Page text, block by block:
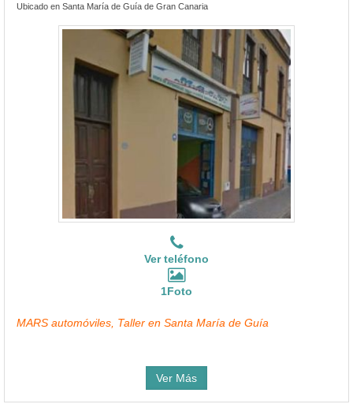
Ubicado en Santa María de Guía de Gran Canaria
Ver teléfono
1Foto
MARS automóviles, Taller en Santa María de Guía
Ver Más